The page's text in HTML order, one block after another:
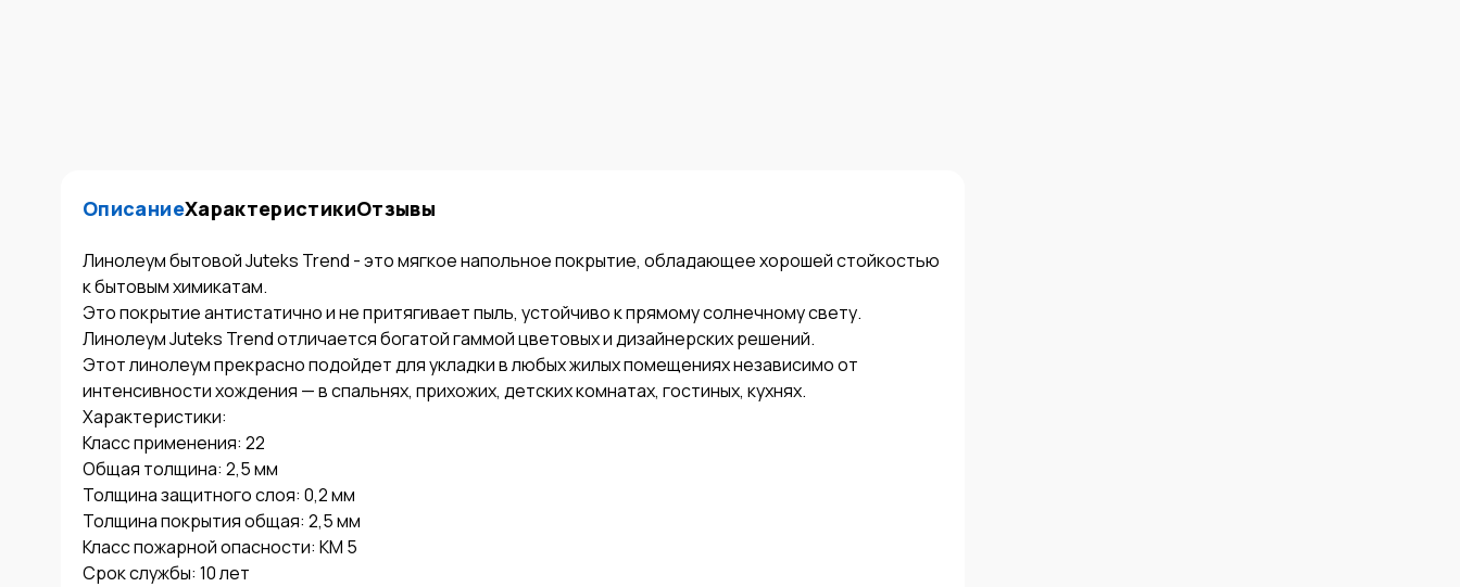
ОписаниеХарактеристикиОтзывы
Линолеум бытовой Juteks Trend - это мягкое напольное покрытие, обладающее хорошей стойкостью
к бытовым химикатам.
Это покрытие антистатично и не притягивает пыль, устойчиво к прямому солнечному свету.
Линолеум Juteks Trend отличается богатой гаммой цветовых и дизайнерских решений.
Этот линолеум прекрасно подойдет для укладки в любых жилых помещениях независимо от
интенсивности хождения — в спальнях, прихожих, детских комнатах, гостиных, кухнях.
Характеристики:
Класс применения: 22
Общая толщина: 2,5 мм
Толщина защитного слоя: 0,2 мм
Толщина покрытия общая: 2,5 мм
Класс пожарной опасности: КМ 5
Срок службы: 10 лет